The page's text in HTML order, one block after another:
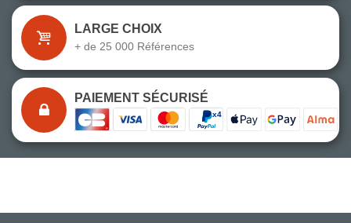
LARGE CHOIX
+ de 25 000 Références
PAIEMENT SÉCURISÉ